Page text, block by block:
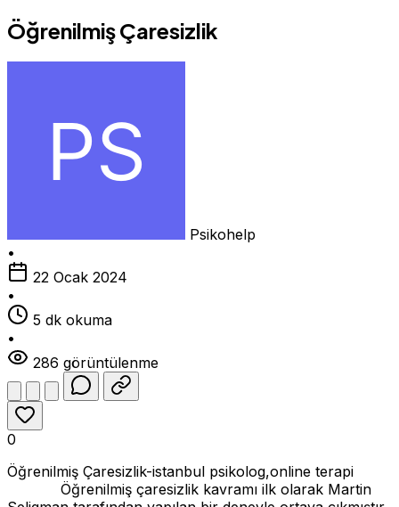
Öğrenilmiş Çaresizlik
Psikohelp
•
22 Ocak 2024
•
5 dk okuma
•
286 görüntülenme
0
Öğrenilmiş Çaresizlik-istanbul psikolog,online terapi
Öğrenilmiş çaresizlik kavramı ilk olarak Martin